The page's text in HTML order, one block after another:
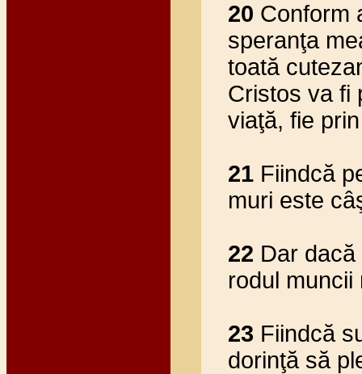
20 Conform
speranţa
toată
Cristos va fi
viaţă, fie
21 Fiindcă
muri este
22 Dar
rodul muncii
23 Fiindcă
dorinţă să